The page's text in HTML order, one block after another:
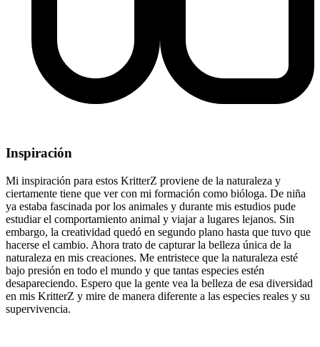
Inspiración
Mi inspiración para estos KritterZ proviene de la naturaleza y
ciertamente tiene que ver con mi formación como bióloga. De niña
ya estaba fascinada por los animales y durante mis estudios pude
estudiar el comportamiento animal y viajar a lugares lejanos. Sin
embargo, la creatividad quedó en segundo plano hasta que tuvo que
hacerse el cambio. Ahora trato de capturar la belleza única de la
naturaleza en mis creaciones. Me entristece que la naturaleza esté
bajo presión en todo el mundo y que tantas especies estén
desapareciendo. Espero que la gente vea la belleza de esa diversidad
en mis KritterZ y mire de manera diferente a las especies reales y su
supervivencia.